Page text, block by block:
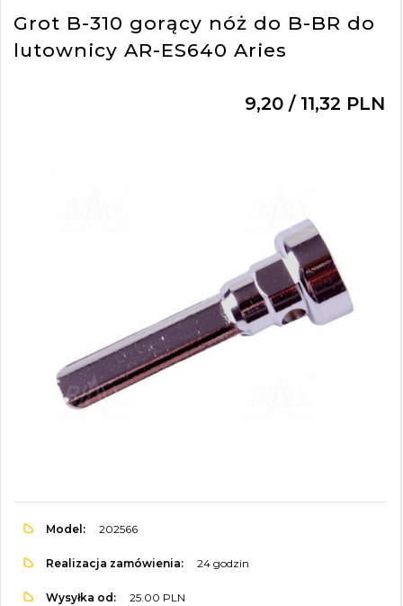
Grot B-310 gorący nóż do B-BR do
lutownicy AR-ES640 Aries
9,20 / 11,32 PLN
Model: 202566
Realizacja zamówienia: 24 godzin
Wysyłka od: 25.00 PLN